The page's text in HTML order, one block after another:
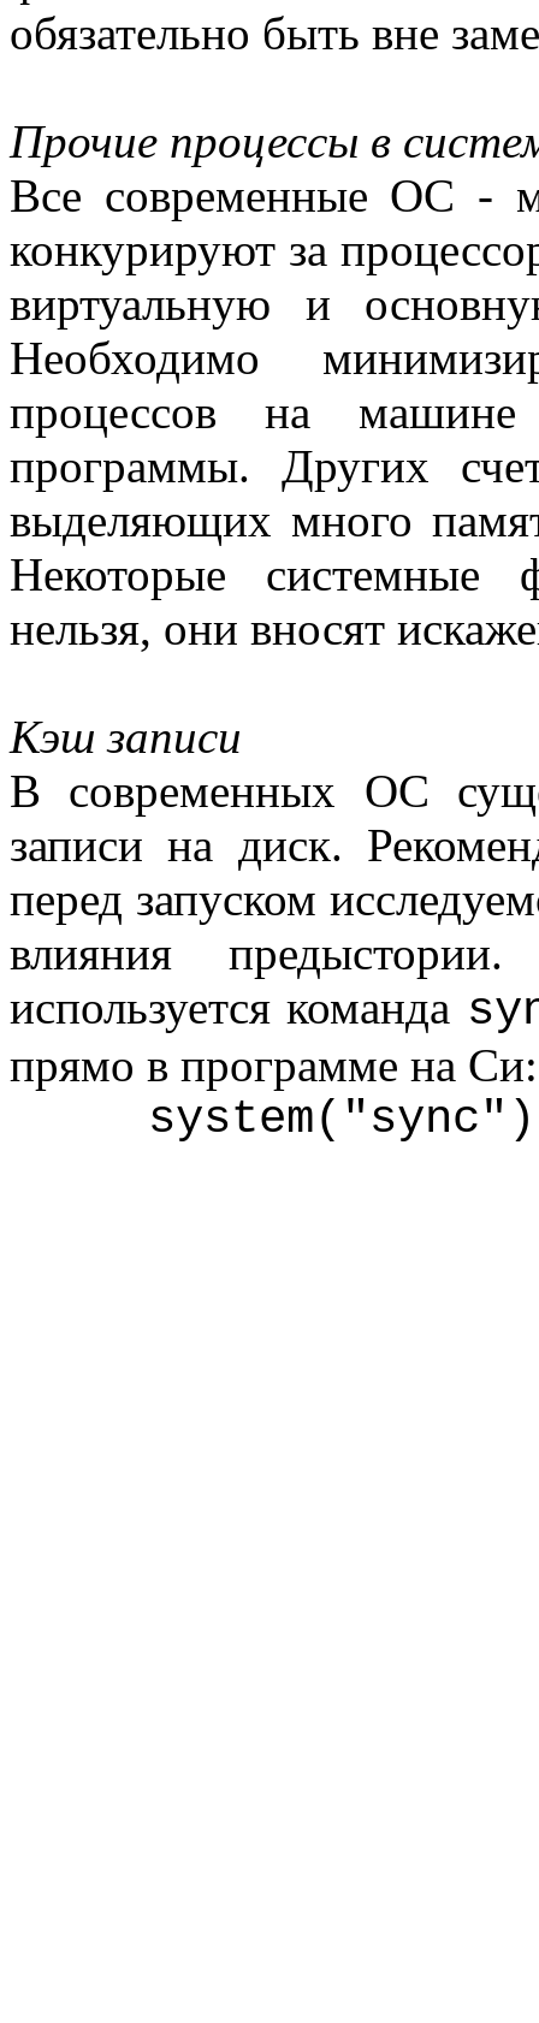
обязательно быть вне
Прочие процессы в
Все современные ОС -
конкурируют за
виртуальную и
Необходимо
процессов на
программы. Других
выделяющих много
Некоторые системные
нельзя, они вносят
Кэш записи
В современных ОС
записи на диск.
перед запуском
влияния
используется команда
прямо в программе на Си:
system("sync